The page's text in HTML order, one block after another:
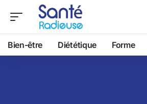
Bien-être Diététique Forme